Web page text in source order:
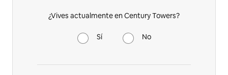
¿Vives actualmente en Century Towers?
Sí No